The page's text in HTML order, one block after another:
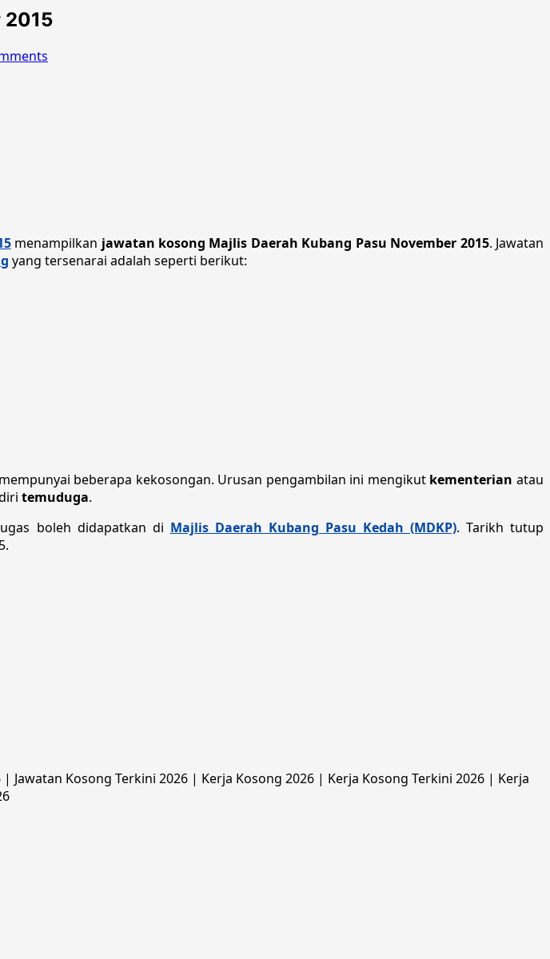
2015
menampilkan jawatan kosong Majlis Daerah Kubang Pasu November 2015. Jawatan
yang tersenarai adalah seperti berikut:
beberapa kekosongan. Urusan pengambilan ini mengikut kementerian atau
temuduga.
boleh didapatkan di Majlis Daerah Kubang Pasu Kedah (MDKP). Tarikh tutup
Jawatan Kosong Terkini 2026 | Kerja Kosong 2026 | Kerja Kosong Terkini 2026 | Kerja